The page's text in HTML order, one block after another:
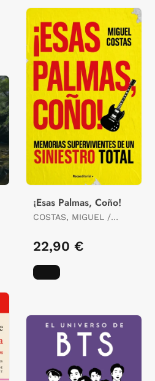
¡Esas Palmas, Coño!
COSTAS, MIGUEL /
22,90 €